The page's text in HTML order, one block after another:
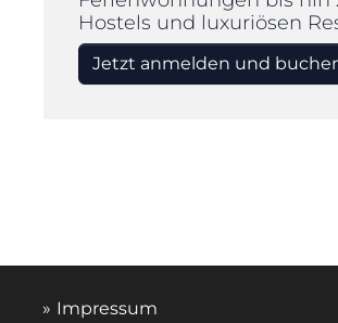
Hostels und luxuriösen
Jetzt anmelden und
Impressum